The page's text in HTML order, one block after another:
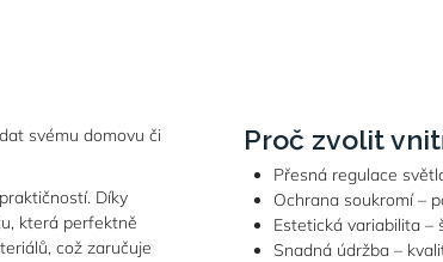
svému domovu či
Díky
která perfektně
což zaručuje
Proč zvolit
Přesná regulace
Ochrana soukromí –
Estetická variabilita –
Snadná údržba –